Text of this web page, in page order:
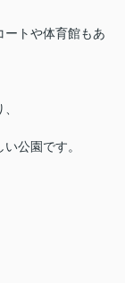
ートや体育館もあ
公園です。